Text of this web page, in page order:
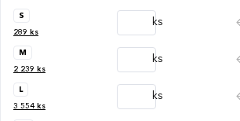
S
289 ks
ks
M
2 239 ks
ks
L
3 554ks
ks